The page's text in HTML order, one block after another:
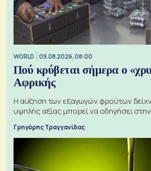
WORLD 09.08.2026, 08:00
Πού κρύβεται σήμερα ο
Αφρικής
Η αύξηση των εξαγωγών φρούτων
υψηλής αξίας μπορεί να οδηγήσει
Γρηγόρης Τραγγανίδας